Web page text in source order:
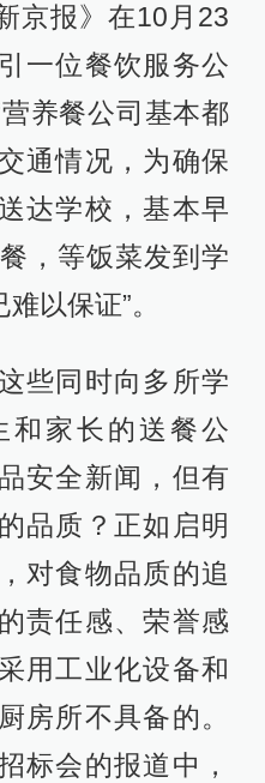
京报》在10月23
一位餐饮服务公
养餐公司基本都
通情况，为确保
达学校，基本早
，等饭菜发到学
以保证”。
些同时向多所学
和家长的送餐公
安全新闻，但有
品质？正如启明
对食物品质的追
责任感、荣誉感
用工业化设备和
房所不具备的。
标会的报道中，